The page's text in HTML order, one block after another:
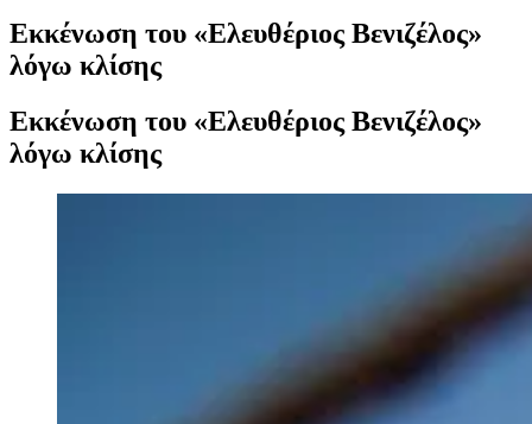
Εκκένωση του «Ελευθέριος Βενιζέλος»
λόγω κλίσης
Εκκένωση του «Ελευθέριος Βενιζέλος»
λόγω κλίσης